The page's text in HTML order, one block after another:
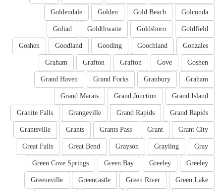
Golconda
Gold Beach
Golden
Goldendale
Goldfield
Goldsboro
Goldthwaite
Goliad
Gonzales
Goochland
Gooding
Goodland
Goshen
Goshen
Gove
Grafton
Grafton
Graham
Graham
Granbury
Grand Forks
Grand Haven
Grand Island
Grand Junction
Grand Marais
Grand Rapids
Grand Rapids
Grangeville
Granite Falls
Grant City
Grant
Grants Pass
Grants
Grantsville
Gray
Grayling
Grayson
Great Bend
Great Falls
Greeley
Greeley
Green Bay
Green Cove Springs
Green Lake
Green River
Greencastle
Greeneville